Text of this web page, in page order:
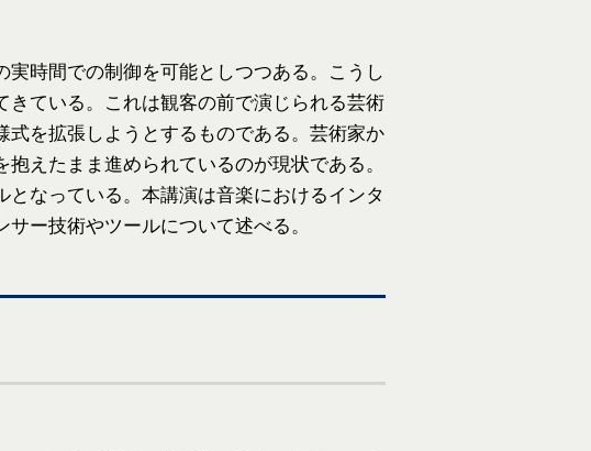
時間での制御を可能としつつある。こうし
ている。これは観客の前で演じられる芸術
を拡張しようとするものである。芸術家か
えたまま進められているのが現状である。
なっている。本講演は音楽におけるインタ
ー技術やツールについて述べる。